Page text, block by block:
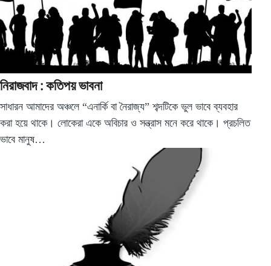
নিরাজবাদ : কতিপয় ভাবনা
সাধারন আমাদের অঞ্চলে “এনার্কি বা নৈরাজ্য” শব্দটিকে ভুল ভাবে ব্যবহার
করা হয়ে থাকে। লোকেরা একে অবিচার ও সন্ত্রাস মনে করে থাকে। প্রচলিত
ভাবে মানুষ…